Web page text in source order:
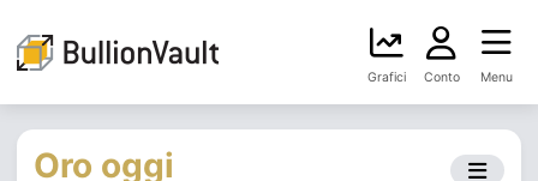
Grafici Conto Menu
Oro oggi